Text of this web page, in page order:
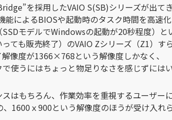
を採用したVAIO S(SB)シリーズが出て
によるBIOSや起動時のタスク時間を高速
モデルでWindowsの起動が20秒程度）と
ても販売終了）のVAIO Zシリーズ（Z1）す
像度が1366×768という解像度しかなく、
使うにはちょっと物足りなさを感じずには
スはもちろん、作業効率を重視するユーザー
、1600ｘ900という解像度のほうが受け入れ